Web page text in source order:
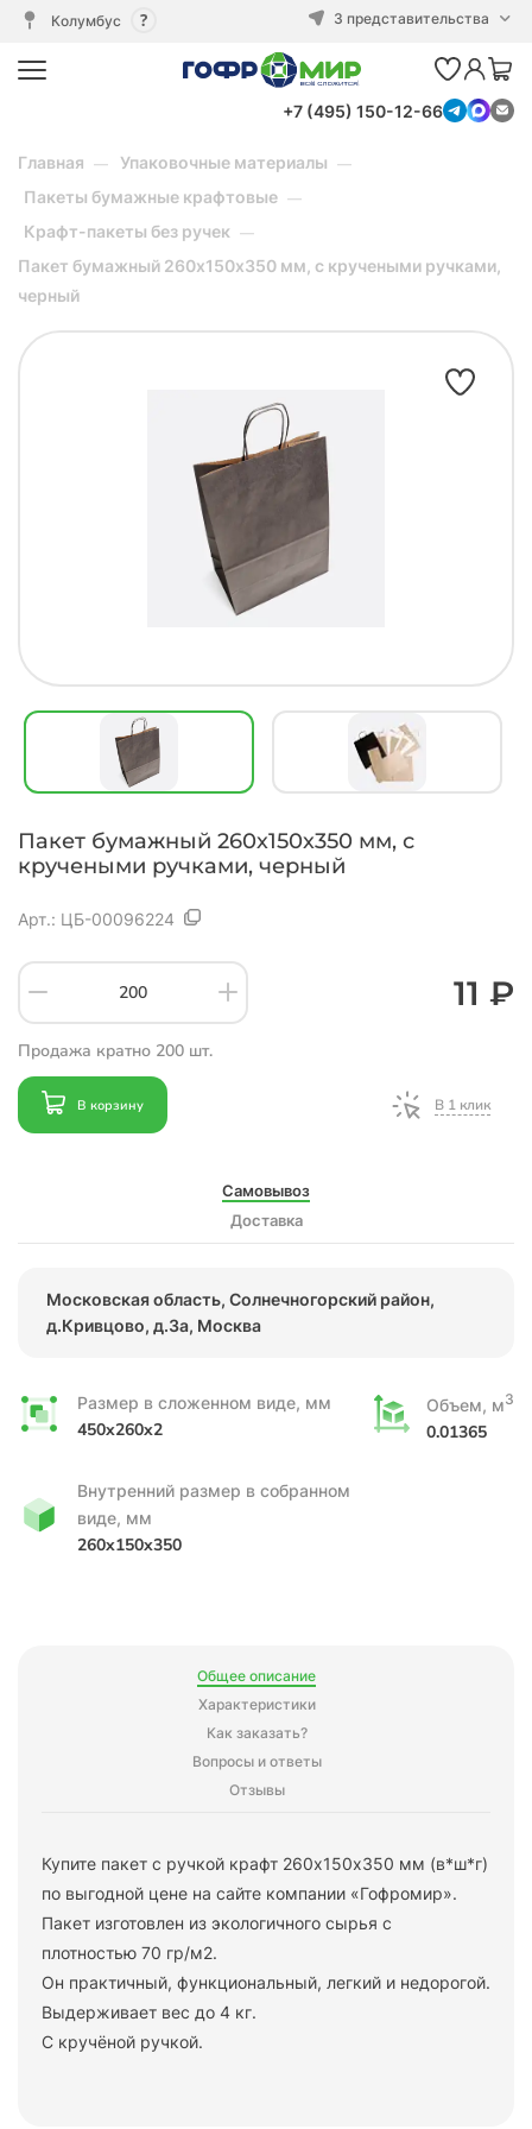
Колумбус 3 представительства
+7 (495) 150-12-66
Главная
Упаковочные материалы
Пакеты бумажные крафтовые
Крафт-пакеты без ручек
Пакет бумажный 260х150х350 мм, с кручеными ручками,
черный
Пакет бумажный 260х150х350 мм, с
кручеными ручками, черный
Арт.: ЦБ-00096224
Продажа кратно 200 шт.
11 ₽
В корзину В 1 клик
Самовывоз
Доставка
Московская область, Солнечногорский район,
д.Кривцово, д.3а, Москва
Размер в сложенном виде, мм
450x260x2
Объем, м3
0.01365
Внутренний размер в собранном
виде, мм
260x150x350
Общее описание
Характеристики
Как заказать?
Вопросы и ответы
Отзывы
Купите пакет с ручкой крафт 260х150х350 мм (в*ш*г)
по выгодной цене на сайте компании «Гофромир».
Пакет изготовлен из экологичного сырья с
плотностью 70 гр/м2.
Он практичный, функциональный, легкий и недорогой.
Выдерживает вес до 4 кг.
С кручёной ручкой.